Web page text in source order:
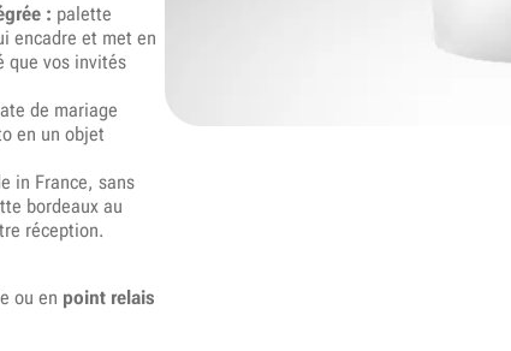
: palette
encadre et met en
que vos invités
de mariage
en un objet
in France, sans
bordeaux au
réception.
ou en point relais